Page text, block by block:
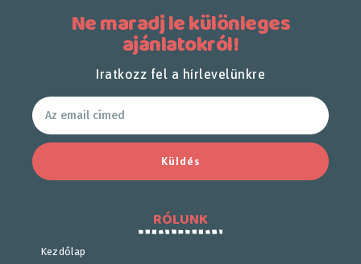
Ne maradj le különleges
ajánlatokról!
Iratkozz fel a hírlevelünkre
Küldés
RÓLUNK
Kezdőlap